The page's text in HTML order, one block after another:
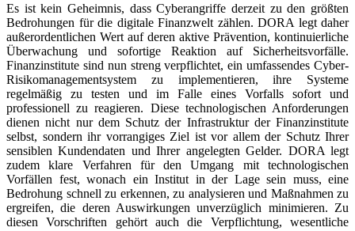
Es ist kein Geheimnis, dass Cyberangriffe derzeit zu den größten
Bedrohungen für die digitale Finanzwelt zählen. DORA legt daher
außerordentlichen Wert auf deren aktive Prävention, kontinuierliche
Überwachung und sofortige Reaktion auf Sicherheitsvorfälle.
Finanzinstitute sind nun streng verpflichtet, ein umfassendes Cyber-
Risikomanagementsystem zu implementieren, ihre Systeme
regelmäßig zu testen und im Falle eines Vorfalls sofort und
professionell zu reagieren. Diese technologischen Anforderungen
dienen nicht nur dem Schutz der Infrastruktur der Finanzinstitute
selbst, sondern ihr vorrangiges Ziel ist vor allem der Schutz Ihrer
sensiblen Kundendaten und Ihrer angelegten Gelder. DORA legt
zudem klare Verfahren für den Umgang mit technologischen
Vorfällen fest, wonach ein Institut in der Lage sein muss, eine
Bedrohung schnell zu erkennen, zu analysieren und Maßnahmen zu
ergreifen, die deren Auswirkungen unverzüglich minimieren. Zu
diesen Vorschriften gehört auch die Verpflichtung, wesentliche